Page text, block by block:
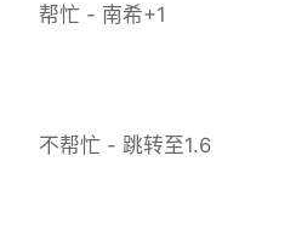
帮忙 - 南希+1
不帮忙 - 跳转至1.6